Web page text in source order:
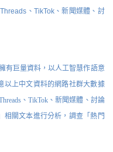
Threads、TikTok、新聞媒體、討
有巨量資料，以人工智慧作語意
以上中文資料的網路社群大數據
、TikTok、新聞媒體、討論
相關文本進行分析，調查「熱門